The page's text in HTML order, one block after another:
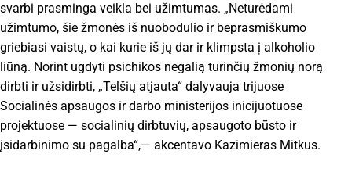
svarbi prasminga veikla bei užimtumas. „Neturėdami
užimtumo, šie žmonės iš nuobodulio ir beprasmiškumo
griebiasi vaistų, o kai kurie iš jų dar ir klimpsta į alkoholio
liūną. Norint ugdyti psichikos negalią turinčių žmonių norą
dirbti ir užsidirbti, „Telšių atjauta“ dalyvauja trijuose
Socialinės apsaugos ir darbo ministerijos inicijuotuose
projektuose — socialinių dirbtuvių, apsaugoto būsto ir
įsidarbinimo su pagalba“,— akcentavo Kazimieras Mitkus.